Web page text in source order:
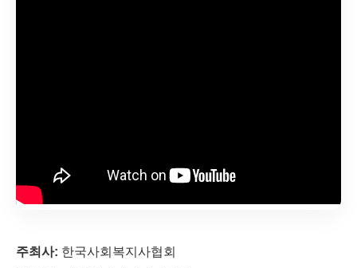
주최사: 한국사회복지사협회